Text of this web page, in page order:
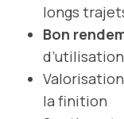
longs
Bon
la finition